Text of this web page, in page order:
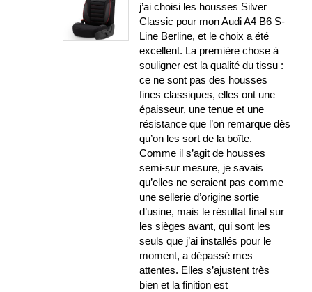
j’ai choisi les housses Silver
Classic pour mon Audi A4 B6 S-
Line Berline, et le choix a été
excellent. La première chose à
souligner est la qualité du tissu :
ce ne sont pas des housses
fines classiques, elles ont une
épaisseur, une tenue et une
résistance que l’on remarque dès
qu’on les sort de la boîte.
Comme il s’agit de housses
semi-sur mesure, je savais
qu’elles ne seraient pas comme
une sellerie d’origine sortie
d’usine, mais le résultat final sur
les sièges avant, qui sont les
seuls que j’ai installés pour le
moment, a dépassé mes
attentes. Elles s’ajustent très
bien et la finition est